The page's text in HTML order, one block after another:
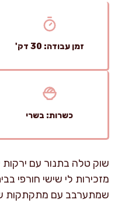
זמן עבודה: 30 דק'
כשרות: בשרי
שוק טלה בתנור עם
מזכירות לי שישי חורפי
שמתערבב עם מתקתקות